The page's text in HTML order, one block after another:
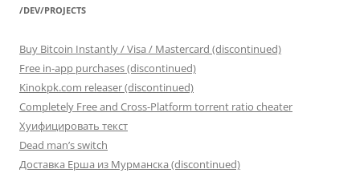
/DEV/PROJECTS
Buy Bitcoin Instantly / Visa / Mastercard (discontinued)
Free in-app purchases (discontinued)
Kinokpk.com releaser (discontinued)
Completely Free and Cross-Platform torrent ratio cheater
Хуифицировать текст
Dead man’s switch
Доставка Ерша из Мурманска (discontinued)